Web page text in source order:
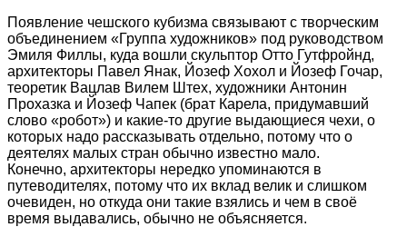
Появление чешского кубизма связывают с творческим
объединением «Группа художников» под руководством
Эмиля Филлы, куда вошли скульптор Отто Гутфройнд,
архитекторы Павел Янак, Йозеф Хохол и Йозеф Гочар,
теоретик Вацлав Вилем Штех, художники Антонин
Прохазка и Йозеф Чапек (брат Карела, придумавший
слово «робот») и какие-то другие выдающиеся чехи, о
которых надо рассказывать отдельно, потому что о
деятелях малых стран обычно известно мало.
Конечно, архитекторы нередко упоминаются в
путеводителях, потому что их вклад велик и слишком
очевиден, но откуда они такие взялись и чем в своё
время выдавались, обычно не объясняется.